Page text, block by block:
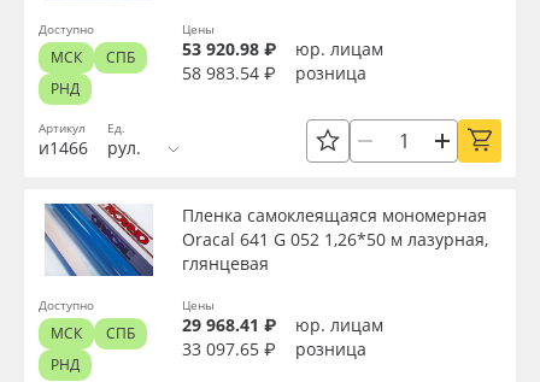
Артикул
и1466
Ед.
рул.
Цены
53 920.98 ₽
юр. лицам
58 983.54 ₽
розница
Доступно
МСК
СПБ
РНД
Пленка самоклеящаяся мономерная
Oracal 641 G 052 1,26*50 м лазурная,
глянцевая
Цены
29 968.41 ₽
юр. лицам
33 097.65 ₽
розница
Доступно
МСК
СПБ
РНД